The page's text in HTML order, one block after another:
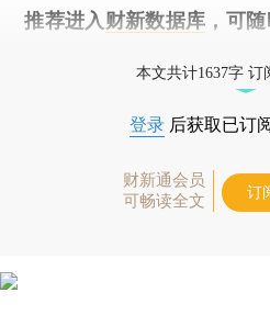
推荐进入 财新数据库 ，可
本文共计1637字 订
登录 后获取已订
财新通会员
可畅读全文
订